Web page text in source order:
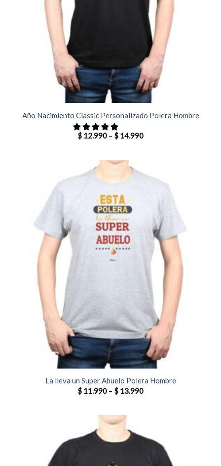
Año Nacimiento Classic Personalizado Polera Hombre
$ 12.990 – $ 14.990
La lleva un Super Abuelo Polera Hombre
$ 11.990 – $ 13.990